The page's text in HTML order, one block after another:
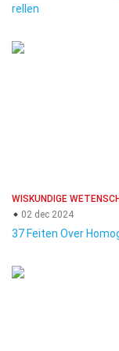
rellen
WISKUNDIGE
02 dec 2024
37 Feiten Over